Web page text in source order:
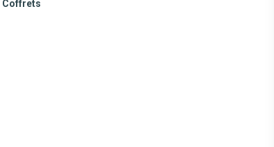
Coffrets